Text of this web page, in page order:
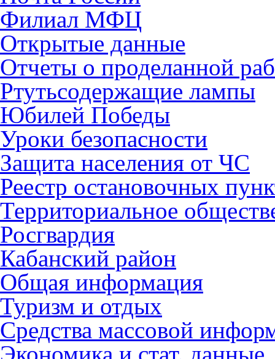
Филиал МФЦ
Открытые данные
Отчеты о проделанной
Ртутьсодержащие лампы
Юбилей Победы
Уроки безопасности
Защита населения от ЧС
Реестр остановочных
Территориальное
Росгвардия
Кабанский район
Общая информация
Туризм и отдых
Средства массовой